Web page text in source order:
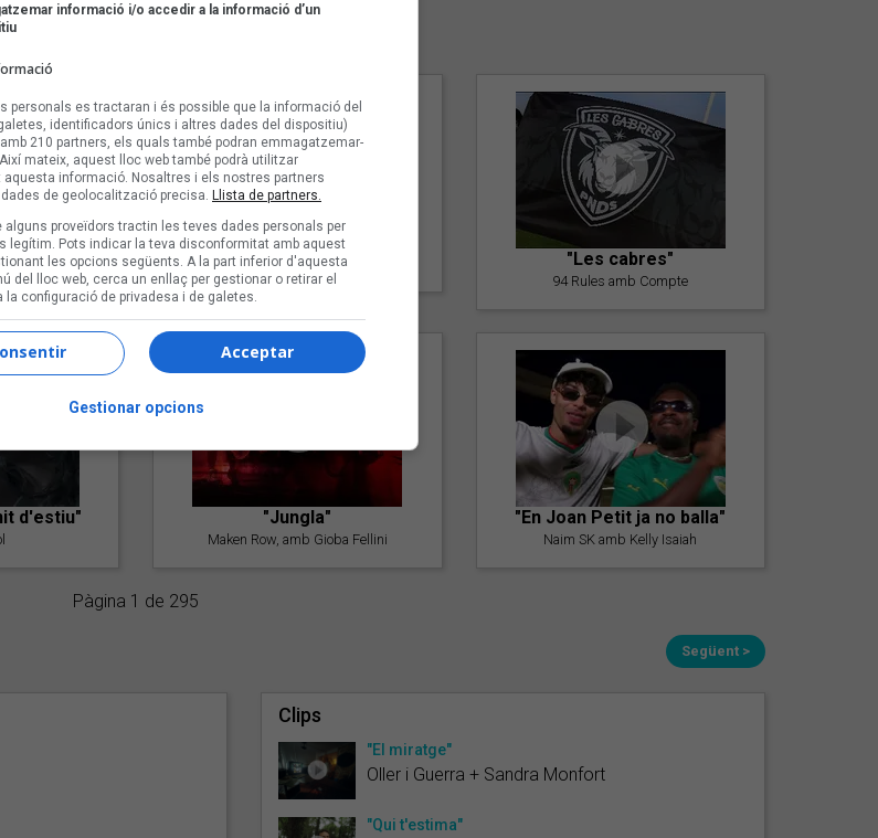
malo" "Posidònia"
Pep Álvarez amb Joan Muntaner
(Xanguito)
"Les cabres"
94 Rules amb Compte
d'estiu" "Jungla"
Maken Row, amb Gioba Fellini
"En Joan Petit ja no balla"
Naim SK amb Kelly Isaiah
Pàgina 1 de 295
Següent >
Clips
"El miratge"
Oller i Guerra + Sandra Monfort
"Qui t'estima"
informació i/o accedir a la informació d’un
personals es tractaran i és possible que la informació del
identificadors únics i altres dades del dispositiu)
210 partners, els quals també podran emmagatzemar-
mateix, aquest lloc web també podrà utilitzar
aquesta informació. Nosaltres i els nostres partners
de geolocalització precisa. Llista de partners.
alguns proveïdors tractin les teves dades personals per
legítim. Pots indicar la teva disconformitat amb aquest
les opcions següents. A la part inferior d'aquesta
del lloc web, cerca un enllaç per gestionar o retirar el
configuració de privadesa i de galetes.
Acceptar
Gestionar opcions